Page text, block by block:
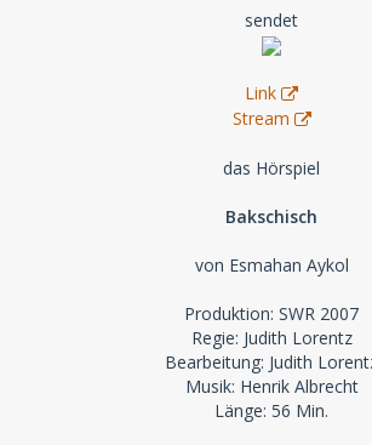
sendet
Link
Stream
das Hörspiel
Bakschisch
von Esmahan Aykol
Produktion: SWR 2007
Regie: Judith Lorentz
Bearbeitung: Judith
Musik: Henrik Albrecht
Länge: 56 Min.